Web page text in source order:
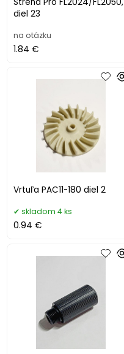
diel 23
na otázku
1.84 €
Vrtuľa PAC11-180 diel 2
skladom 4 ks
0.94 €